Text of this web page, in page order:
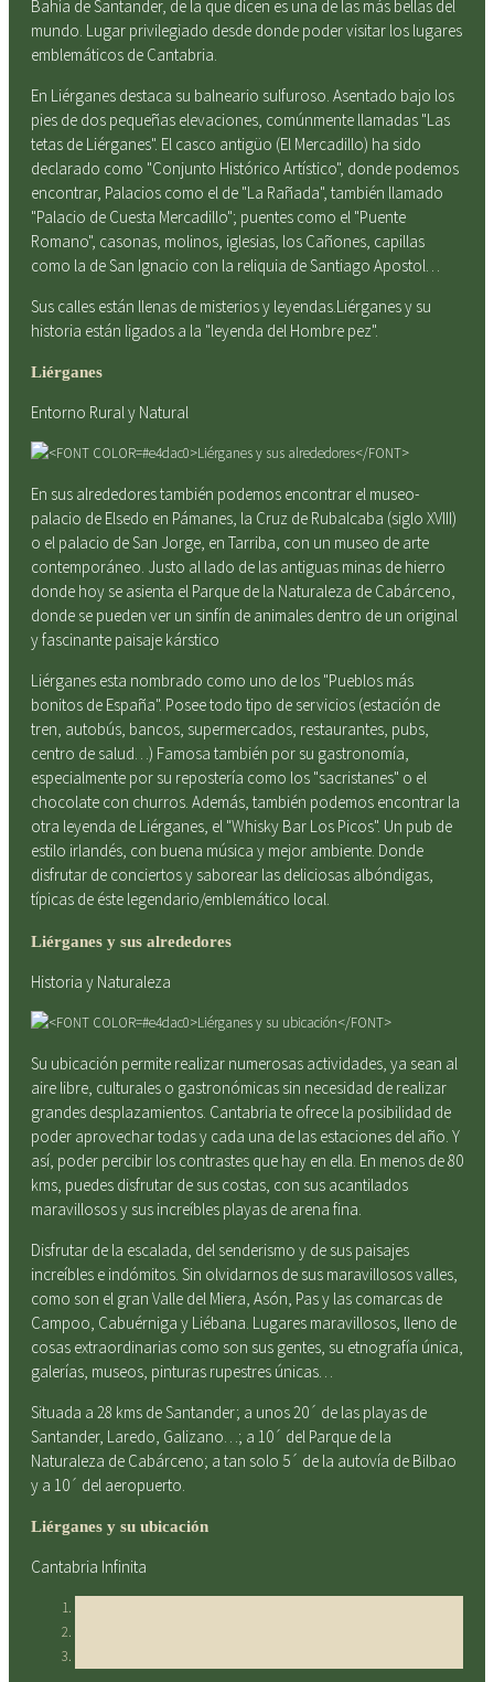
Bahía de Santander, de la que dicen es una de las más bellas del
mundo. Lugar privilegiado desde donde poder visitar los lugares
emblemáticos de Cantabria.
En Liérganes destaca su balneario sulfuroso. Asentado bajo los
pies de dos pequeñas elevaciones, comúnmente llamadas "Las
tetas de Liérganes". El casco antigüo (El Mercadillo) ha sido
declarado como "Conjunto Histórico Artístico", donde podemos
encontrar, Palacios como el de "La Rañada", también llamado
"Palacio de Cuesta Mercadillo"; puentes como el "Puente
Romano", casonas, molinos, iglesias, los Cañones, capillas
como la de San Ignacio con la reliquia de Santiago Apostol…
Sus calles están llenas de misterios y leyendas.Liérganes y su
historia están ligados a la "leyenda del Hombre pez".
Liérganes
Entorno Rural y Natural
En sus alrededores también podemos encontrar el museo-
palacio de Elsedo en Pámanes, la Cruz de Rubalcaba (siglo XVIII)
o el palacio de San Jorge, en Tarriba, con un museo de arte
contemporáneo. Justo al lado de las antiguas minas de hierro
donde hoy se asienta el Parque de la Naturaleza de Cabárceno,
donde se pueden ver un sinfín de animales dentro de un original
y fascinante paisaje kárstico
Liérganes esta nombrado como uno de los "Pueblos más
bonitos de España". Posee todo tipo de servicios (estación de
tren, autobús, bancos, supermercados, restaurantes, pubs,
centro de salud…) Famosa también por su gastronomía,
especialmente por su repostería como los "sacristanes" o el
chocolate con churros. Además, también podemos encontrar la
otra leyenda de Liérganes, el "Whisky Bar Los Picos". Un pub de
estilo irlandés, con buena música y mejor ambiente. Donde
disfrutar de conciertos y saborear las deliciosas albóndigas,
típicas de éste legendario/emblemático local.
Liérganes y sus alrededores
Historia y Naturaleza
Su ubicación permite realizar numerosas actividades, ya sean al
aire libre, culturales o gastronómicas sin necesidad de realizar
grandes desplazamientos. Cantabria te ofrece la posibilidad de
poder aprovechar todas y cada una de las estaciones del año. Y
así, poder percibir los contrastes que hay en ella. En menos de 80
kms, puedes disfrutar de sus costas, con sus acantilados
maravillosos y sus increíbles playas de arena fina.
Disfrutar de la escalada, del senderismo y de sus paisajes
increíbles e indómitos. Sin olvidarnos de sus maravillosos valles,
como son el gran Valle del Miera, Asón, Pas y las comarcas de
Campoo, Cabuérniga y Liébana. Lugares maravillosos, lleno de
cosas extraordinarias como son sus gentes, su etnografía única,
galerías, museos, pinturas rupestres únicas…
Situada a 28 kms de Santander; a unos 20´ de las playas de
Santander, Laredo, Galizano…; a 10´ del Parque de la
Naturaleza de Cabárceno; a tan solo 5´ de la autovía de Bilbao
y a 10´ del aeropuerto.
Liérganes y su ubicación
Cantabria Infinita